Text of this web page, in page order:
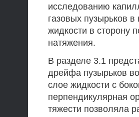
исследованию
газовых пузырьков
жидкости в сторону
натяжения.
В разделе 3.1
дрейфа пузырьков
слое жидкости с
перпендикулярная
тяжести позволяла